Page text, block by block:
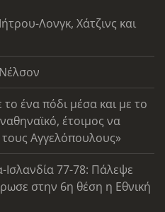
Λονγκ, Χάτζινς και
ένα πόδι μέσα και με το
έτοιμος να
τους Αγγελόπουλους»
77-78: Πάλεψε
στην 6η θέση η Εθνική